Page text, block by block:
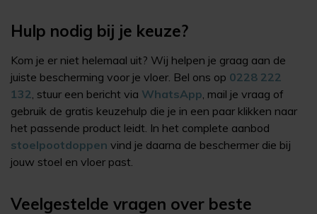
Hulp nodig bij je keuze?
Kom je er niet helemaal uit? Wij helpen je graag aan de
juiste bescherming voor je vloer. Bel ons op 0228 222
132 , stuur een bericht via WhatsApp , mail je vraag of
gebruik de gratis keuzehulp die je in een paar klikken naar
het passende product leidt. In het complete aanbod
stoelpootdoppen vind je daarna de beschermer die bij
jouw stoel en vloer past.
Veelgestelde vragen over beste